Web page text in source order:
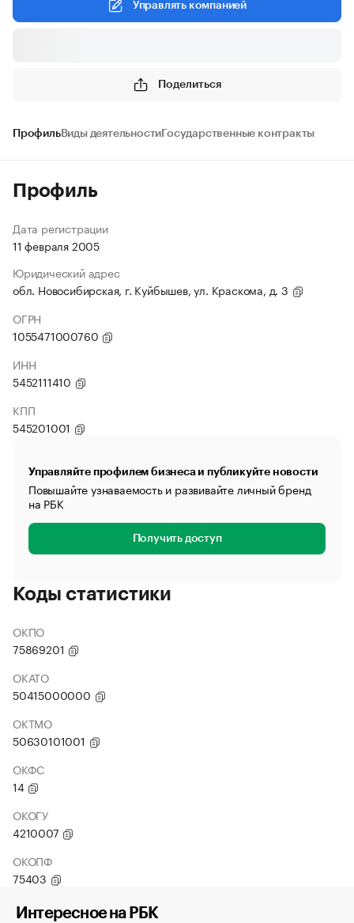
Управлять компанией
Поделиться
ПрофильВиды деятельности Государственные контракты
Профиль
Дата регистрации
11 февраля 2005
Юридический адрес
обл. Новосибирская, г. Куйбышев, ул. Краскома, д. 3
ОГРН
1055471000760
ИНН
5452111410
КПП
545201001
Управляйте профилем бизнеса и публикуйте новости
Повышайте узнаваемость и развивайте личный бренд
на РБК
Получить доступ
Коды статистики
ОКПО
75869201
ОКАТО
50415000000
ОКТМО
50630101001
ОКФС
14
ОКОГУ
4210007
ОКОПФ
75403
Интересное на РБК